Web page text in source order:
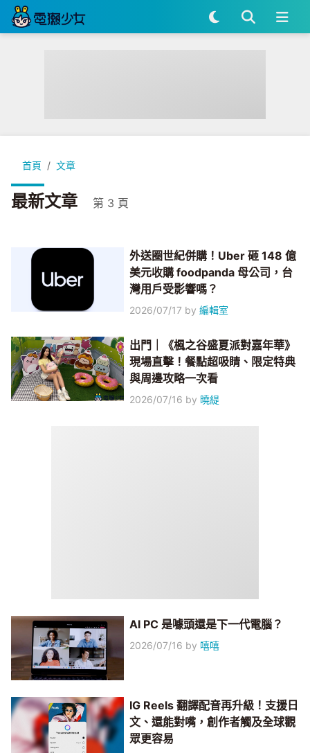
首頁 文章
最新文章 第 3 頁
外送圈世紀併購！Uber 砸 148 億
美元收購 foodpanda 母公司，台
灣用戶受影響嗎？
2026/07/17 by編輯室
出門｜《楓之谷盛夏派對嘉年華》
現場直擊！餐點超吸睛、限定特典
與周邊攻略一次看
2026/07/16 by 曉緹
AI PC 是噱頭還是下一代電腦？
2026/07/16 by 嘻嘻
IG Reels 翻譯配音再升級！支援日
文、還能對嘴，創作者觸及全球觀
眾更容易